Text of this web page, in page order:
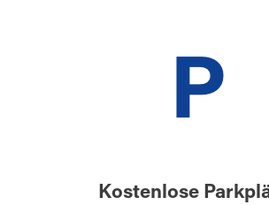
Kostenlose